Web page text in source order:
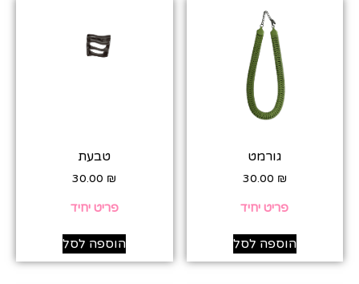
גורמט
30.00 ₪
פריט יחיד
הוספה לסל
טבעת
30.00 ₪
פריט יחיד
הוספה לסל